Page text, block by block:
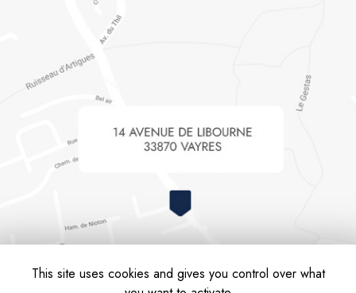
This site uses cookies and gives you control over what